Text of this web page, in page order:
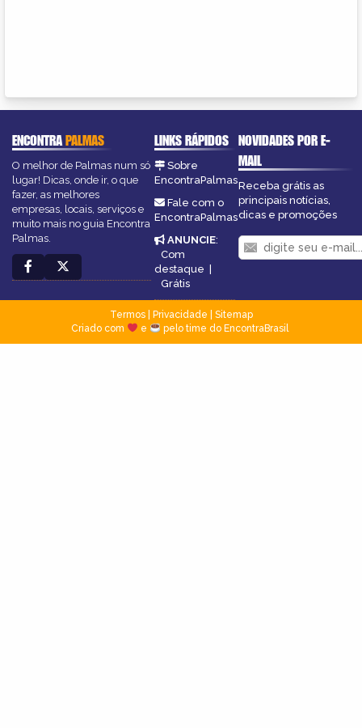
ENCONTRAPALMAS
O melhor de Palmas num só
lugar! Dicas, onde ir, o que
fazer, as melhores
empresas, locais, serviços e
muito mais no guia Encontra
Palmas.
LINKS RÁPIDOS
Sobre
EncontraPalmas
Fale com o
EncontraPalmas
ANUNCIE:
Com
destaque
Grátis
NOVIDADES POR E-
MAIL
Receba grátis as
principais notícias,
dicas e promoções
Termos| Privacidade
Sitemap
Criado com
e pelo time do EncontraBrasil